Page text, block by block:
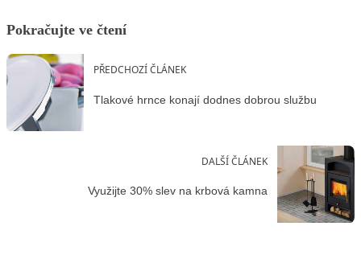
Pokračujte ve čtení
PŘEDCHOZÍ ČLÁNEK
Tlakové hrnce konají dodnes dobrou službu
DALŠÍ ČLÁNEK
Využijte 30% slev na krbová kamna